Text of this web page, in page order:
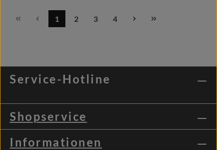
Seite
1
Seite
2
Seite
3
Seite
4
Service-Hotline
Shopservice
Informationen